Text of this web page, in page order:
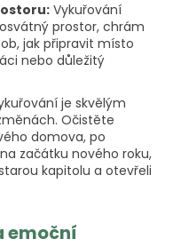
Vykuřování
prostor, chrám
jak připravit místo
nebo důležitý
je skvělým
Očistěte
domova, po
začátku nového roku,
kapitolu a otevřeli
emoční